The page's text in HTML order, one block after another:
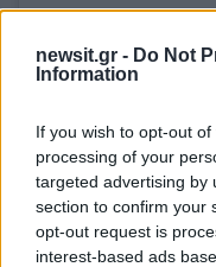
newsit.gr - Do Not
Information
If you wish to opt-out
processing of your
targeted advertising by
section to confirm your
opt-out request is
interest-based ads
A post shared by